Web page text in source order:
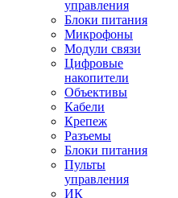
управления
Блоки питания
Микрофоны
Модули связи
Цифровые
накопители
Объективы
Кабели
Крепеж
Разъемы
Блоки питания
Пульты
управления
ИК